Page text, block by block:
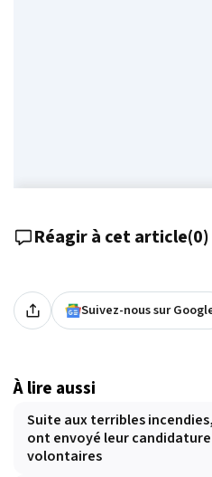
Réagir à cet article(0)
Suivez-nous sur
À lire aussi
Suite aux terribles
ont envoyé leur
volontaires